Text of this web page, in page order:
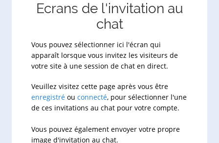
Ecrans de l'invitation au
chat
Vous pouvez sélectionner ici l'écran qui
apparaît lorsque vous invitez les visiteurs de
votre site à une session de chat en direct.
Veuillez visitez cette page après vous être
enregistré ou connecté, pour sélectionner l'une
de ces invitations au chat pour votre compte.
Vous pouvez également envoyer votre propre
image d'invitation au chat.